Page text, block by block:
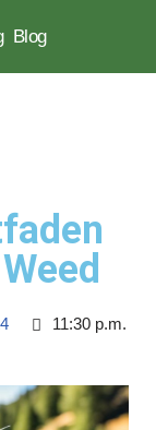
Blog
11:30 p.m.